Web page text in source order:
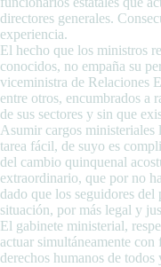
directores generales.
experiencia.
El hecho que los ministros
conocidos, no empaña su
viceministra de Relaciones
entre otros, encumbrados a
de sus sectores y sin que
Asumir cargos ministeriales
tarea fácil, de suyo es
del cambio quinquenal
extraordinario, que por no
dado que los seguidores del
situación, por más legal y
El gabinete ministerial,
actuar simultáneamente
derechos humanos de